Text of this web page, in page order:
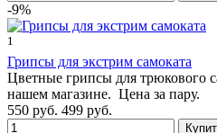
-9%
1
Грипсы для экстрим самоката
Цветные грипсы для трюкового
нашем магазине. Цена за пару.
550 руб. 499 руб.